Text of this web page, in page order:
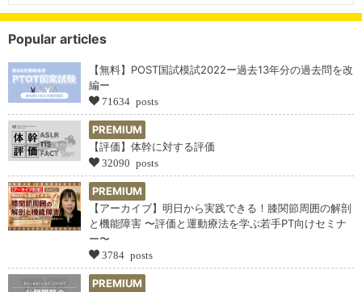
Popular articles
【無料】POST国試模試2022ー過去13年分の過去問を改
編ー
71634 posts
PREMIUM
【評価】体幹に対する評価
32090 posts
PREMIUM
【アーカイブ】明日から実践できる！膝関節周囲の解剖
と機能障害 〜評価と運動療法を学ぶ若手PT向けセミナ
ー〜
3784 posts
PREMIUM